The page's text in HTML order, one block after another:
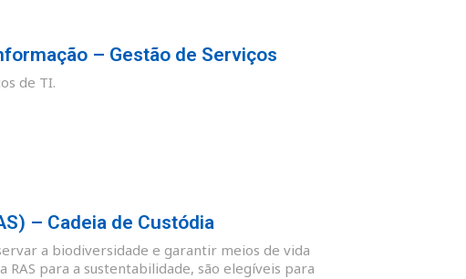
– Gestão de Serviços
de TI.
– Cadeia de Custódia
a biodiversidade e garantir meios de vida
para a sustentabilidade, são elegíveis para